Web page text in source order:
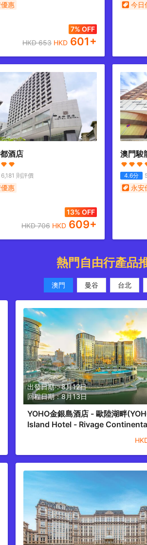
惠
7% OFF
HKD653 HKD 601+
今日
酒店
6,181 則評價
惠
13% OFF
HKD706 HKD 609+
澳門駿
4.6分
永安
熱門自由行產品
澳門 曼谷 台北
出發日期：8月12日
回程日期：8月13日
YOHO金銀島酒店 - 歐陸湖畔
Island Hotel - Rivage